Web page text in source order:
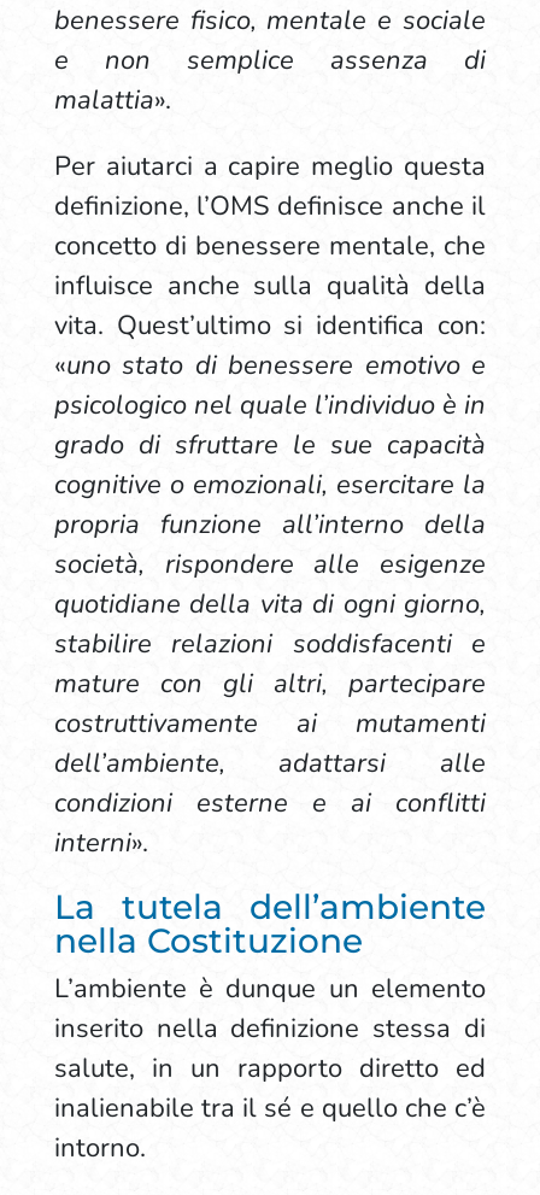
benessere fisico, mentale e sociale
e non semplice assenza di
malattia».
Per aiutarci a capire meglio questa
definizione, l’OMS definisce anche il
concetto di benessere mentale, che
influisce anche sulla qualità della
vita. Quest’ultimo si identifica con:
«uno stato di benessere emotivo e
psicologico nel quale l’individuo è in
grado di sfruttare le sue capacità
cognitive o emozionali, esercitare la
propria funzione all’interno della
società, rispondere alle esigenze
quotidiane della vita di ogni giorno,
stabilire relazioni soddisfacenti e
mature con gli altri, partecipare
costruttivamente ai mutamenti
dell’ambiente, adattarsi alle
condizioni esterne e ai conflitti
interni».
La tutela dell’ambiente
nella Costituzione
L’ambiente è dunque un elemento
inserito nella definizione stessa di
salute, in un rapporto diretto ed
inalienabile tra il sé e quello che c’è
intorno.